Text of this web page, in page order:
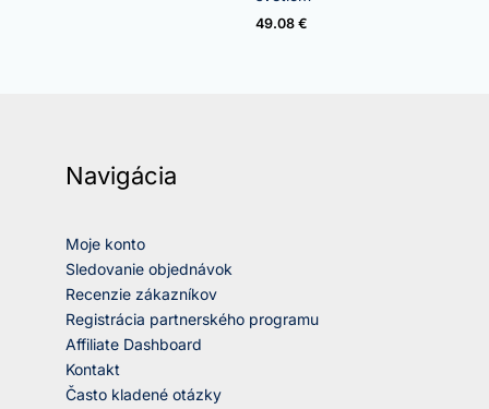
49.08 €
Navigácia
Moje konto
Sledovanie objednávok
Recenzie zákazníkov
Registrácia partnerského programu
Affiliate Dashboard
Kontakt
Často kladené otázky